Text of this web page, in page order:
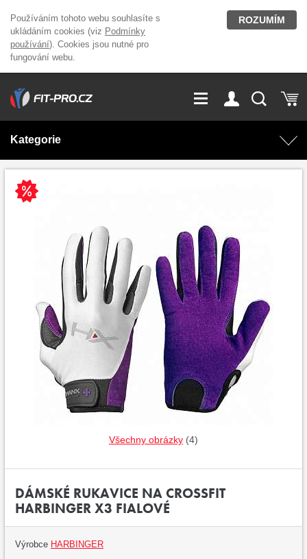
Používáním tohoto webu souhlasíte s
ukládáním cookies (viz Podmínky
používání). Cookies jsou nutné pro
fungování webu.
ROZUMÍM
GDPR
Přihlášení
Kategorie
AKCE
OUTLET OBLEČENÍ Posilovací stroje
Všechny obrázky (4)
DÁMSKÉ RUKAVICE NA CROSSFIT
HARBINGER X3 FIALOVÉ
Výrobce HARBINGER